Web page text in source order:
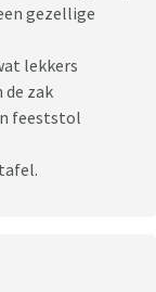
gezellige
lekkers
de zak
feeststol